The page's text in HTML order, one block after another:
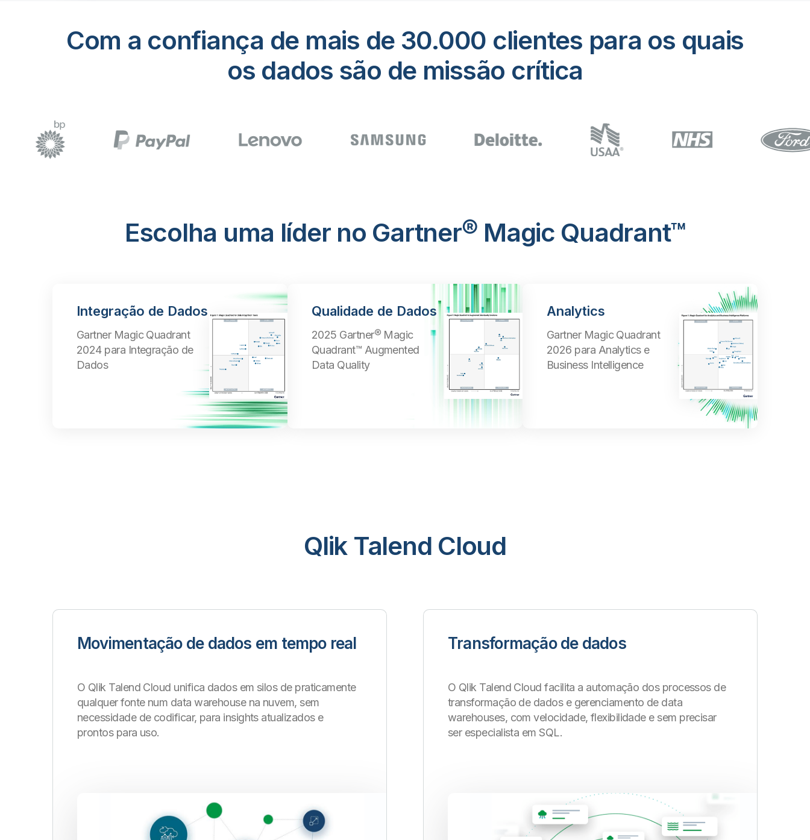
Com a confiança de mais de 30.000 clientes para os quais
os dados são de missão crítica
Escolha uma líder no Gartner® Magic Quadrant™
Integração de Dados
Gartner Magic Quadrant
2024 para Integração de
Dados
Qualidade de Dados
2025 Gartner® Magic
Quadrant™ Augmented
Data Quality
Analytics
Gartner Magic Quadrant
2026 para Analytics e
Business Intelligence
Qlik Talend Cloud
Movimentação de dados em tempo real
O Qlik Talend Cloud unifica dados em silos de praticamente
qualquer fonte num data warehouse na nuvem, sem
necessidade de codificar, para insights atualizados e
prontos para uso.
Transformação de dados
O Qlik Talend Cloud facilita a automação dos processos de
transformação de dados e gerenciamento de data
warehouses, com velocidade, flexibilidade e sem precisar
ser especialista em SQL.